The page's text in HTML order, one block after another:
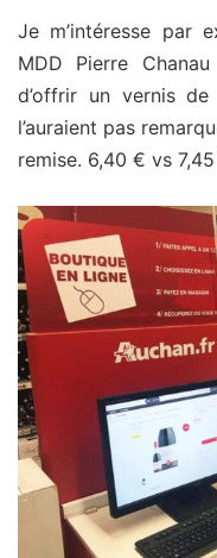
Je m’intéresse par
MDD Pierre Chanau
d’offrir un vernis
l’auraient pas
remise. 6,40 € vs